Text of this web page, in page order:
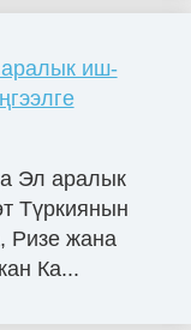
аралык иш-
Эл аралык
Түркиянын
Ризе жана
Ка...